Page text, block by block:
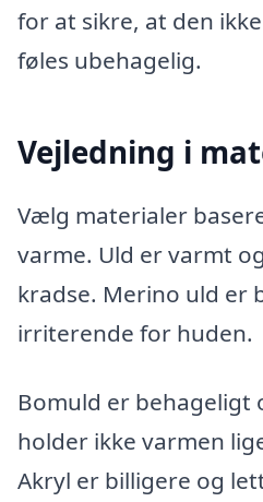
for at sikre, at den
føles ubehagelig.
Vejledning i
Vælg materialer
varme. Uld er varmt
kradse. Merino uld er
irriterende for huden.
Bomuld er behageligt
holder ikke varmen
Akryl er billigere og